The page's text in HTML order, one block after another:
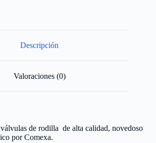
Descripción
Valoraciones (0)
de rodilla de alta calidad, novedoso
por Comexa.